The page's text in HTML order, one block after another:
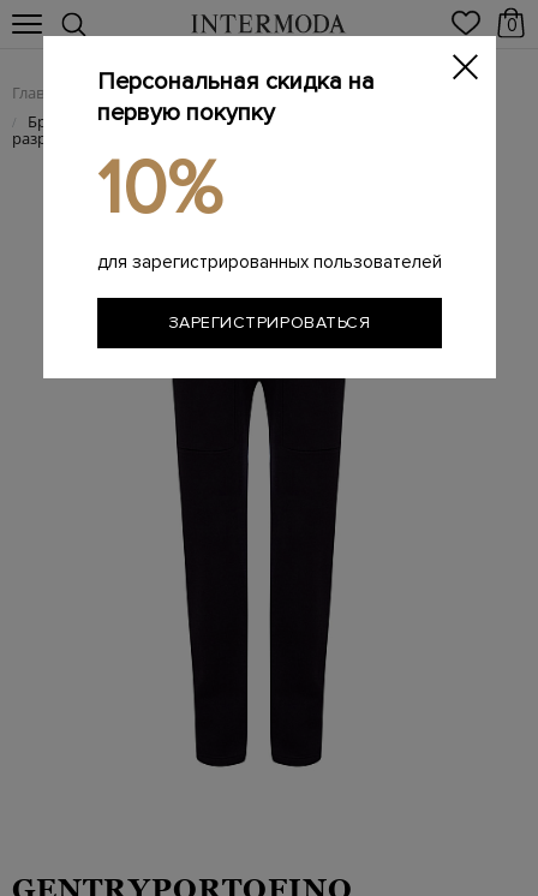
0
Главная Женщинам / Женская одежда / Женские брюки
/ Брюки из хлопка и кашемира с эластичным поясом и
разрезами
GENTRYPORTOFINO
Персональная скидка на
первую покупку
10%
для зарегистрированных пользователей
ЗАРЕГИСТРИРОВАТЬСЯ